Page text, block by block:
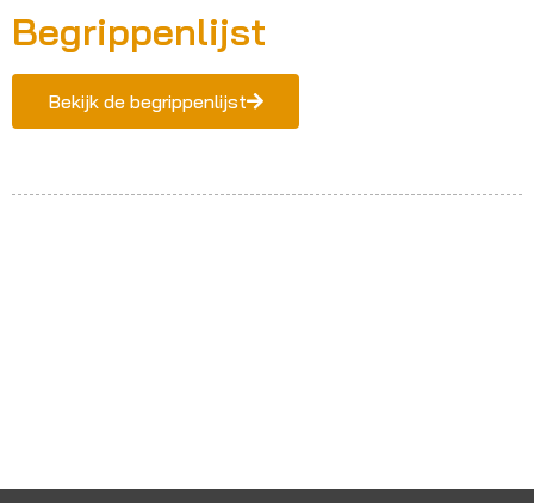
Begrippenlijst
Bekijk de begrippenlijst